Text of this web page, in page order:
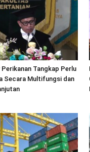
Tangkap Perlu
Secara Multifungsi dan